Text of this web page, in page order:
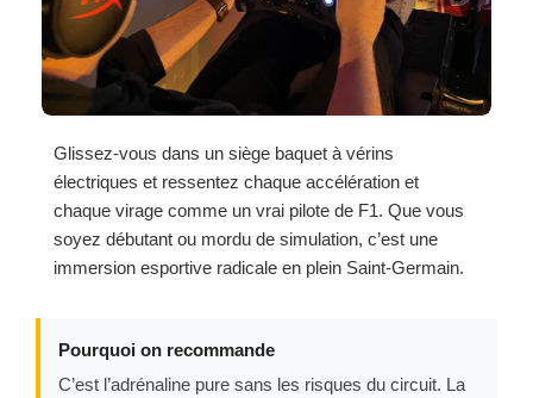
Glissez-vous dans un siège baquet à vérins
électriques et ressentez chaque accélération et
chaque virage comme un vrai pilote de F1. Que vous
soyez débutant ou mordu de simulation, c’est une
immersion esportive radicale en plein Saint-Germain.
Pourquoi on recommande
C’est l’adrénaline pure sans les risques du circuit. La